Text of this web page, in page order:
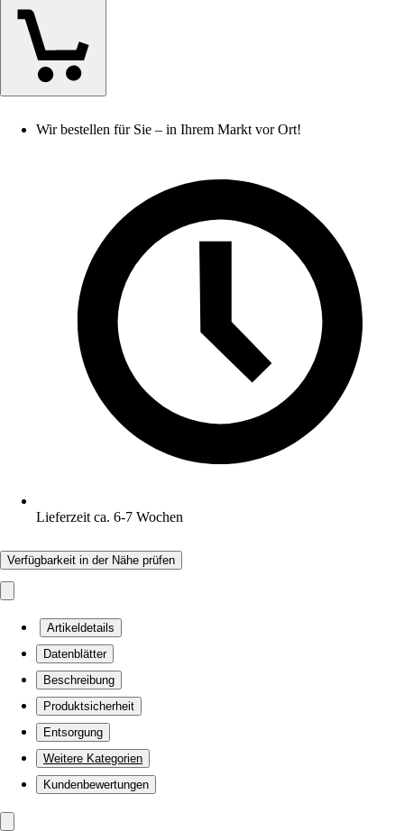
Wir bestellen für Sie – in Ihrem Markt vor Ort!
Lieferzeit ca. 6-7 Wochen
Verfügbarkeit in der Nähe prüfen
Artikeldetails
Datenblätter
Beschreibung
Produktsicherheit
Entsorgung
Weitere Kategorien
Kundenbewertungen